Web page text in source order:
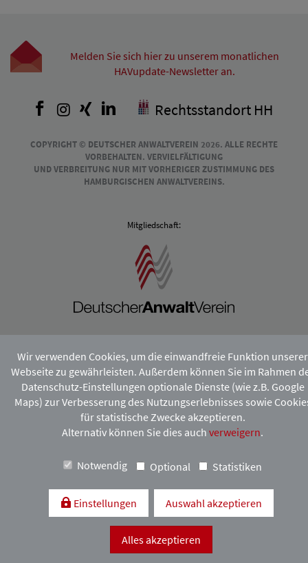
Melden Sie sich hier zu unserem monatlichen
HAVupdate-Newsletter an.
Facebook
Instagram
XingLinkedInRechtsstandort HH
COPYRIGHT © DEUTSCHER ANWALTVEREIN 2026. ALLE RECHTE
VORBEHALTEN. VERVIELFÄLTIGUNG
UND VERBREITUNG NUR MIT VORHERIGER ZUSTIMMUNG DES
HAMBURGISCHEN ANWALTVEREINS.
Mitgliedschaft:
Wir verwenden Cookies, um die einwandfreie Funktion unserer
Webseite zu gewährleisten. Außerdem können Sie im Rahmen
Datenschutz-Einstellungen optionale Dienste (wie z.B. Google
Maps) zur Verbesserung des Nutzungserlebnisses sowie
für statistische Zwecke akzeptieren.
Alternativ können Sie dies auch verweigern.
Notwendig Optional Statistiken
Einstellungen Auswahl akzeptieren
Alles akzeptieren